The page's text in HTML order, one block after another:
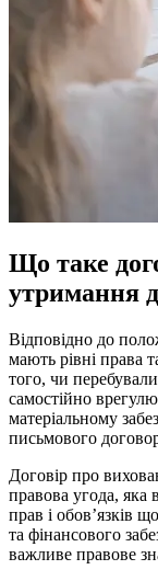
Що таке
утримання
Відповідно до
мають рівні права
того, чи
самостійно
матеріальному
письмового
Договір про
правова угода, яка
прав і обов’язків
та фінансового
важливе правове